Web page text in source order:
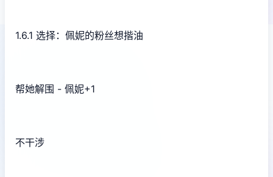
1.6.1 选择：佩妮的粉丝想揩油
帮她解围 - 佩妮+1
不干涉